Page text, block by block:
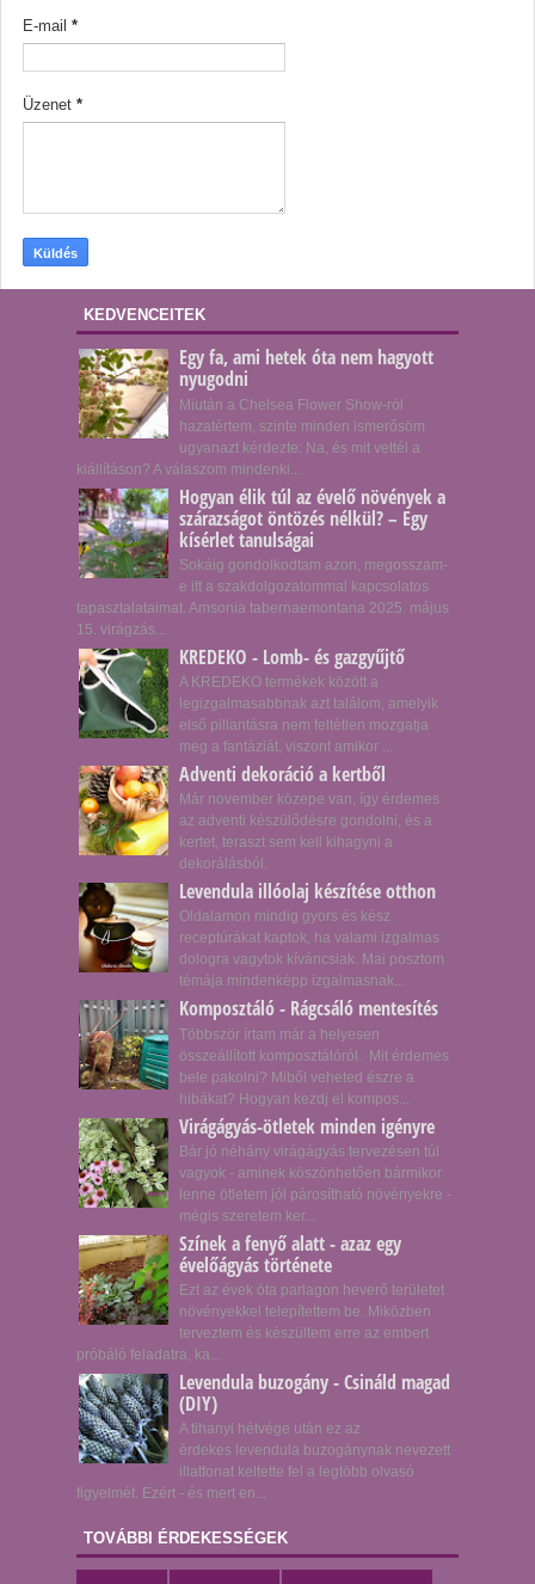
E-mail *
Üzenet *
KEDVENCEITEK
Egy fa, ami hetek óta nem hagyott
nyugodni
Miután a Chelsea Flower Show-ról
hazatértem, szinte minden ismerősöm
ugyanazt kérdezte: Na, és mit vettél a
kiállításon? A válaszom mindenki...
Hogyan élik túl az évelő növények a
szárazságot öntözés nélkül? – Egy
kísérlet tanulságai
Sokáig gondolkodtam azon, megosszam-
e itt a szakdolgozatommal kapcsolatos
tapasztalataimat. Amsonia tabernaemontana 2025. május
15. virágzás...
KREDEKO - Lomb- és gazgyűjtő
A KREDEKO termékek között a
legizgalmasabbnak azt találom, amelyik
első pillantásra nem feltétlen mozgatja
meg a fantáziát, viszont amikor ...
Adventi dekoráció a kertből
Már november közepe van, így érdemes
az adventi készülődésre gondolni, és a
kertet, teraszt sem kell kihagyni a
dekorálásból.
Levendula illóolaj készítése otthon
Oldalamon mindig gyors és kész
receptúrákat kaptok, ha valami izgalmas
dologra vagytok kíváncsiak. Mai posztom
témája mindenképp izgalmasnak...
Komposztáló - Rágcsáló mentesítés
Többször írtam már a helyesen
összeállított komposztálóról. Mit érdemes
bele pakolni? Miből veheted észre a
hibákat? Hogyan kezdj el kompos...
Virágágyás-ötletek minden igényre
Bár jó néhány virágágyás tervezésen túl
vagyok - aminek köszönhetően bármikor
lenne ötletem jól párosítható növényekre -
mégis szeretem ker...
Színek a fenyő alatt - azaz egy
évelőágyás története
Ezt az évek óta parlagon heverő területet
növényekkel telepítettem be. Miközben
terveztem és készültem erre az embert
próbáló feladatra, ka...
Levendula buzogány - Csináld magad
(DIY)
A tihanyi hétvége után ez az
érdekes levendula buzogánynak nevezett
illatfonat keltette fel a legtöbb olvasó
figyelmét. Ezért - és mert en...
TOVÁBBI ÉRDEKESSÉGEK